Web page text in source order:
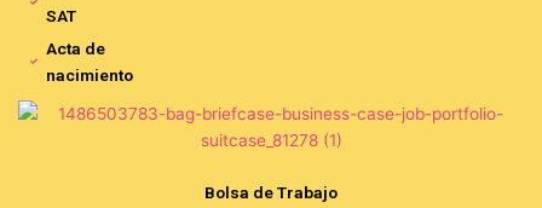
SAT
Acta de
nacimiento
Bolsa de Trabajo